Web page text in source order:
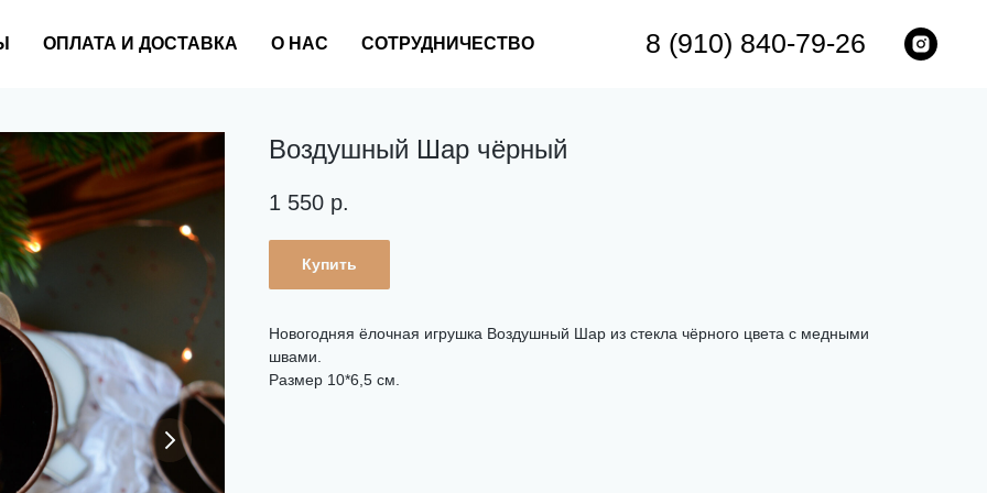
Воздушный Шар чёрный
1 550 р.
Купить
Новогодняя ёлочная игрушка Воздушный Шар из стекла чёрного цвета с медными
швами.
Размер 10*6,5 см.
ОПЛАТА И ДОСТАВКА О НАС СОТРУДНИЧЕСТВО 8 (910) 840-79-26